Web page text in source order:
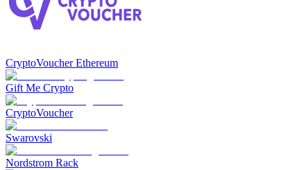
CryptoVoucher Ethereum
Gift Me Crypto
CryptoVoucher
Swarovski
Nordstrom Rack